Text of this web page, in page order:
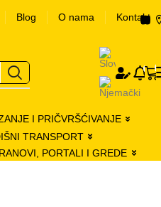
Blog O nama Kontakt
se
0
I PRIČVRŠĆIVANJE
TRANSPORT
PORTALI I GREDE